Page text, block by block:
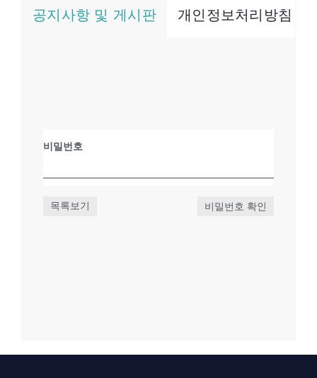
공지사항 및 게시판 개인정보처리방침
비밀번호
목록보기 비밀번호 확인